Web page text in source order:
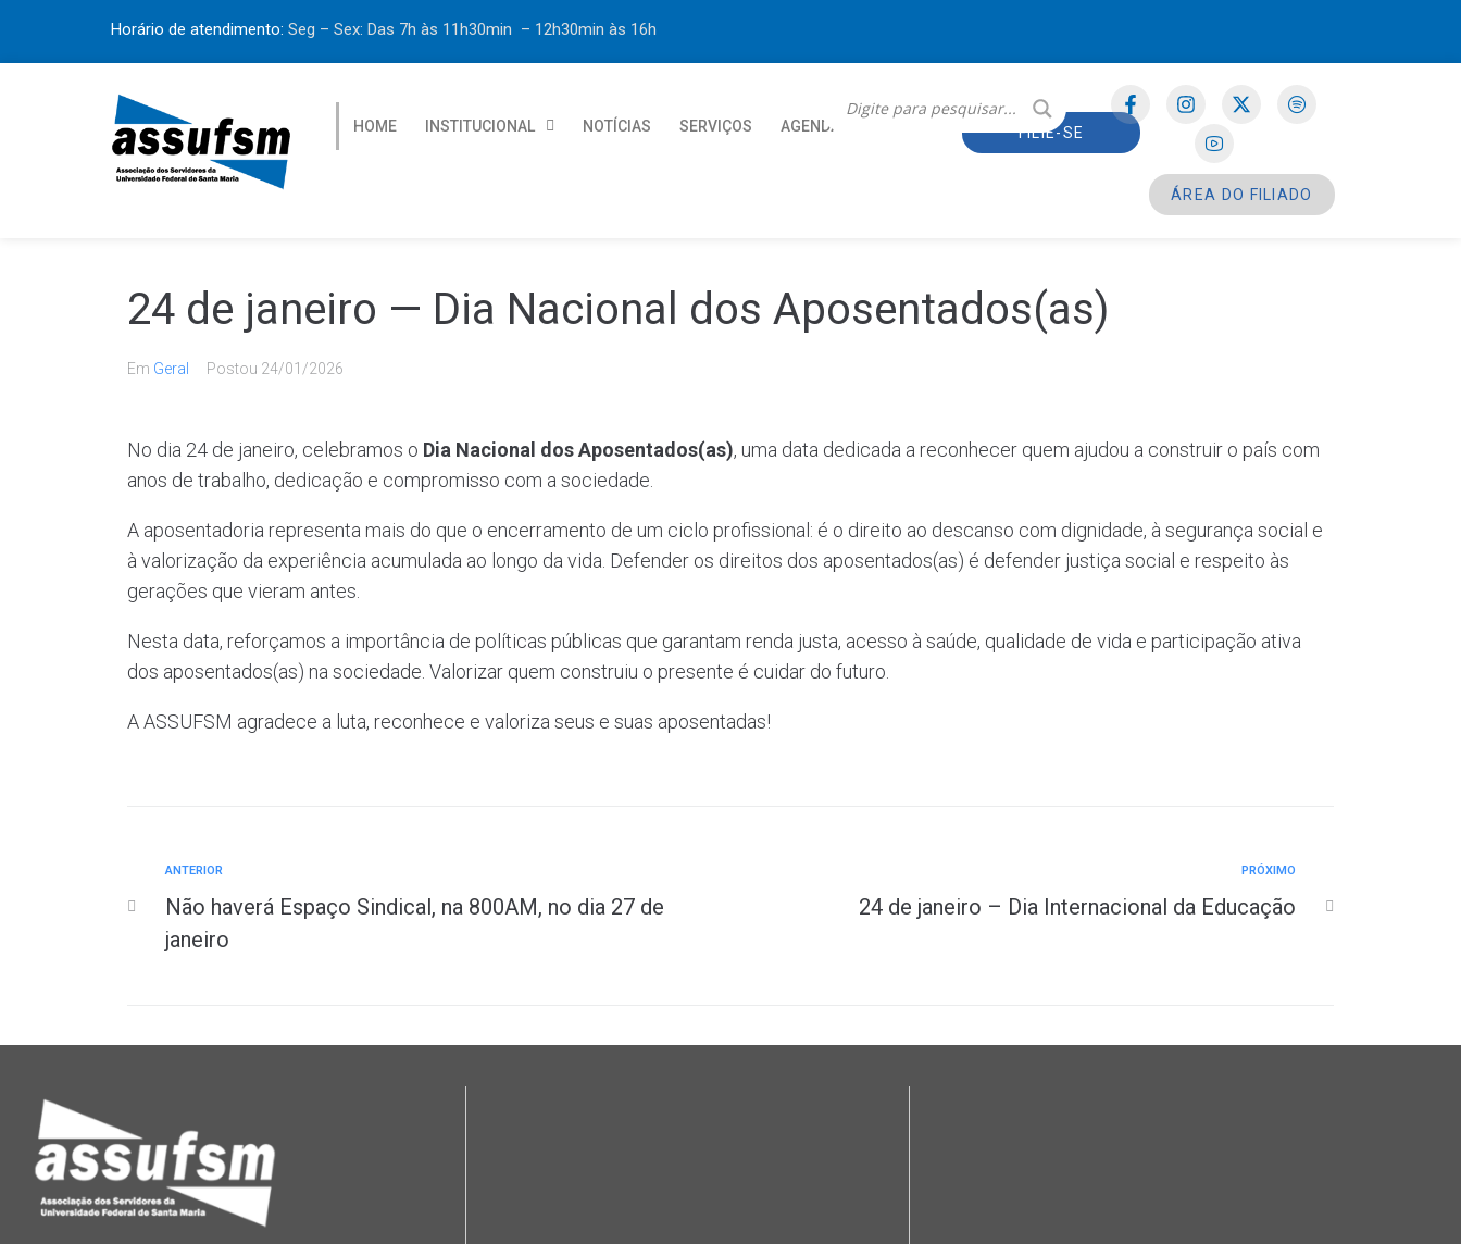
Horário de atendimento: Seg – Sex: Das 7h às 11h30min – 12h30min às 16h
HOME INSTITUCIONAL NOTÍCIAS SERVIÇOS AGENDA FILIE-SE
ÁREA DO FILIADO
24 de janeiro — Dia Nacional dos Aposentados(as)
Em Geral Postou 24/01/2026
No dia 24 de janeiro, celebramos o Dia Nacional dos Aposentados(as), uma data dedicada a reconhecer quem ajudou a construir o país com
anos de trabalho, dedicação e compromisso com a sociedade.
A aposentadoria representa mais do que o encerramento de um ciclo profissional: é o direito ao descanso com dignidade, à segurança social e
à valorização da experiência acumulada ao longo da vida. Defender os direitos dos aposentados(as) é defender justiça social e respeito às
gerações que vieram antes.
Nesta data, reforçamos a importância de políticas públicas que garantam renda justa, acesso à saúde, qualidade de vida e participação ativa
dos aposentados(as) na sociedade. Valorizar quem construiu o presente é cuidar do futuro.
A ASSUFSM agradece a luta, reconhece e valoriza seus e suas aposentadas!
ANTERIOR
Não haverá Espaço Sindical, na 800AM, no dia 27 de
janeiro
PRÓXIMO
24 de janeiro – Dia Internacional da Educação